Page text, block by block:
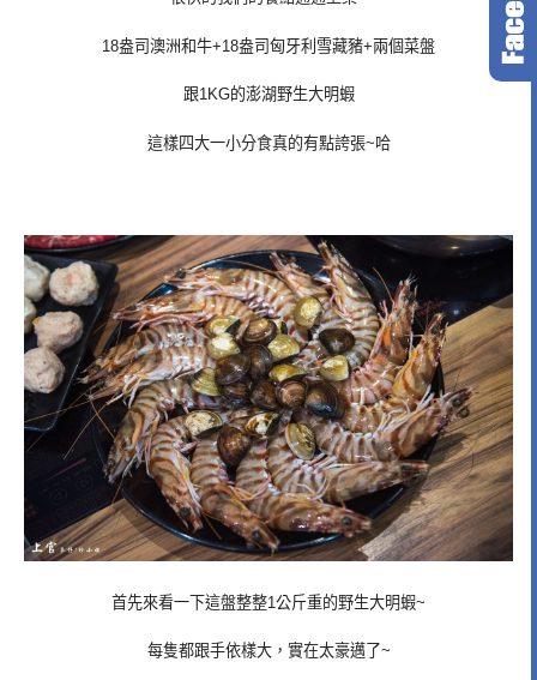
18盎司澳洲和牛+18盎司匈牙利雪藏豬+兩個菜盤
跟1KG的澎湖野生大明蝦
這樣四大一小分食真的有點誇張~哈
首先來看一下這盤整整1公斤重的野生大明蝦~
每隻都跟手依樣大，實在太豪邁了~